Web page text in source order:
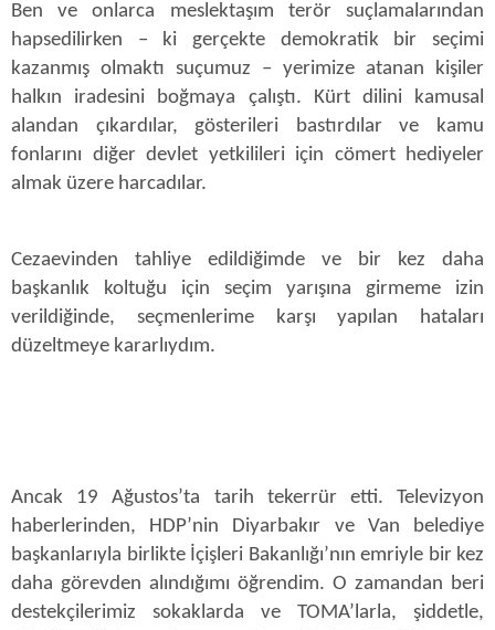
Ben ve onlarca meslektaşım terör suçlamalarından
hapsedilirken – ki gerçekte demokratik bir seçimi
kazanmış olmaktı suçumuz – yerimize atanan kişiler
halkın iradesini boğmaya çalıştı. Kürt dilini kamusal
alandan çıkardılar, gösterileri bastırdılar ve kamu
fonlarını diğer devlet yetkilileri için cömert hediyeler
almak üzere harcadılar.
Cezaevinden tahliye edildiğimde ve bir kez daha
başkanlık koltuğu için seçim yarışına girmeme izin
verildiğinde, seçmenlerime karşı yapılan hataları
düzeltmeye kararlıydım.
Ancak 19 Ağustos’ta tarih tekerrür etti. Televizyon
haberlerinden, HDP’nin Diyarbakır ve Van belediye
başkanlarıyla birlikte İçişleri Bakanlığı’nın emriyle bir kez
daha görevden alındığımı öğrendim. O zamandan beri
destekçilerimiz sokaklarda ve TOMA’larla, şiddetle,